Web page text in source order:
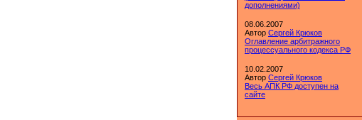
дополнениями)
08.06.2007
Автор Сергей Крюков
Оглавление арбитражного
процессуального кодекса РФ
10.02.2007
Автор Сергей Крюков
Весь АПК РФ доступен на
сайте